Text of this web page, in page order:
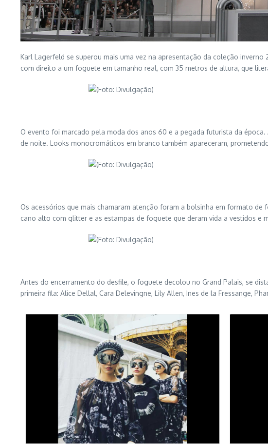
Karl Lagerfeld se superou mais uma vez na apresentação da coleção
com direito a um foguete em tamanho real, com 35 metros de altura, que
O evento foi marcado pela moda dos anos 60 e a pegada futurista da
de noite. Looks monocromáticos em branco também apareceram,
Os acessórios que mais chamaram atenção foram a bolsinha em formato de
cano alto com glitter e as estampas de foguete que deram vida a vestidos e
Antes do encerramento do desfile, o foguete decolou no Grand Palais, se
primeira fila: Alice Dellal, Cara Delevingne, Lily Allen, Ines de la Fressange,